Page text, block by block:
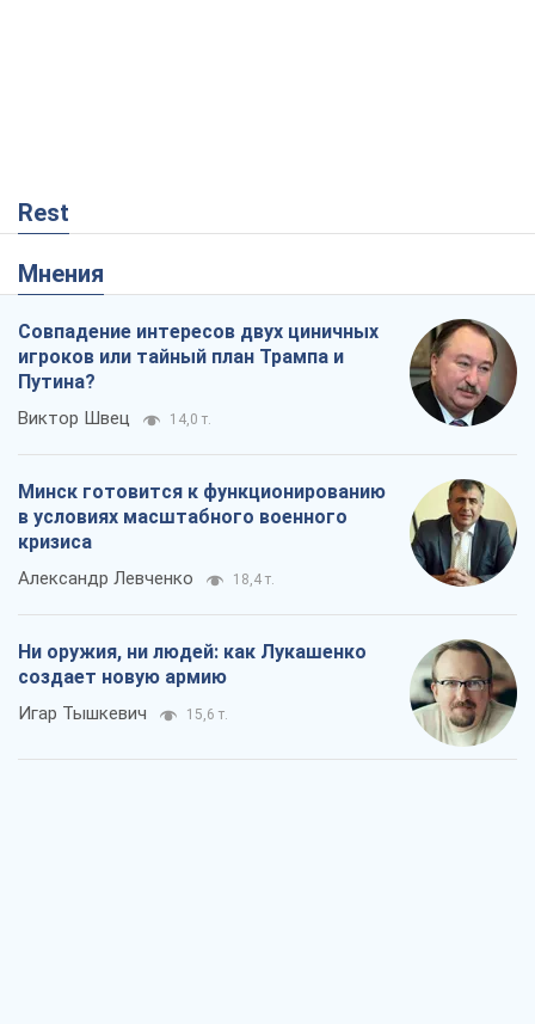
Rest
Мнения
Совпадение интересов двух циничных
игроков или тайный план Трампа и
Путина?
Виктор Швец 14,0 т.
Минск готовится к функционированию
в условиях масштабного военного
кризиса
Александр Левченко 18,4 т.
Ни оружия, ни людей: как Лукашенко
создает новую армию
Игар Тышкевич 15,6 т.